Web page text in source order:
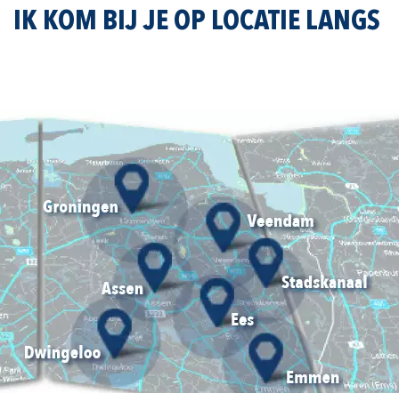
IK KOM BIJ JE OP LOCATIE LANGS